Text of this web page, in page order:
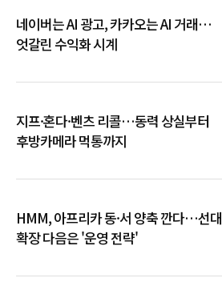
네이버는 AI 광고, 카카오는 AI 거래…
엇갈린 수익화 시계
지프·혼다·벤츠 리콜…동력 상실부터
후방카메라 먹통까지
HMM, 아프리카 동·서 양축 깐다…선대
확장 다음은 '운영 전략'